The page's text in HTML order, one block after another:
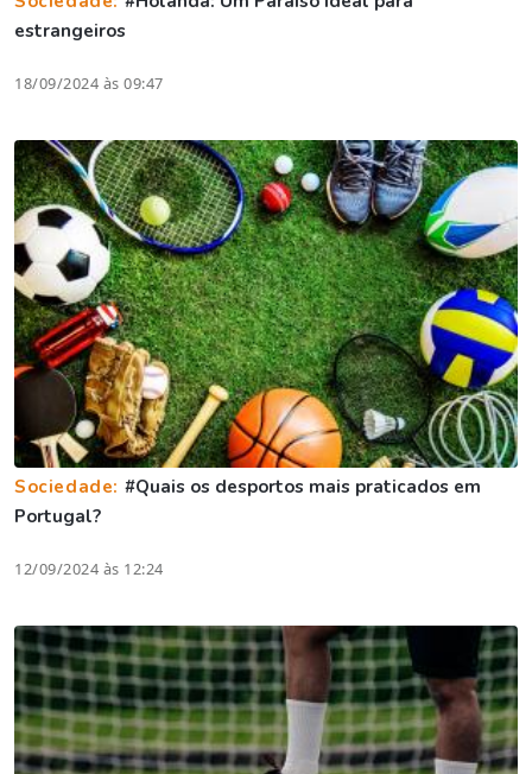
estrangeiros
18/09/2024 às 09:47
Sociedade: #Quais os desportos mais praticados em
Portugal?
12/09/2024 às 12:24